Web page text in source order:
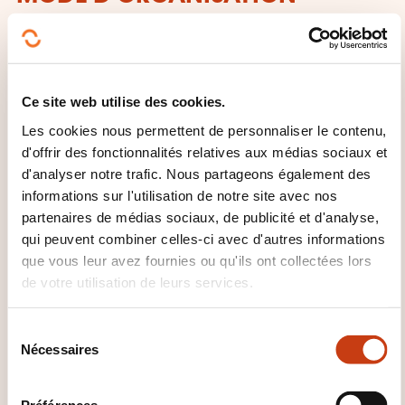
Ce site web utilise des cookies.
Les cookies nous permettent de personnaliser le contenu,
d'offrir des fonctionnalités relatives aux médias sociaux et
d'analyser notre trafic. Nous partageons également des
informations sur l'utilisation de notre site avec nos
partenaires de médias sociaux, de publicité et d'analyse,
qui peuvent combiner celles-ci avec d'autres informations
que vous leur avez fournies ou qu'ils ont collectées lors
de votre utilisation de leurs services.
Nécessaires
Formation en présentiel ou en classe virtuelle
À SAVOIR ?
Le cours est également proposé en classe virtuelle.
formation à distance.